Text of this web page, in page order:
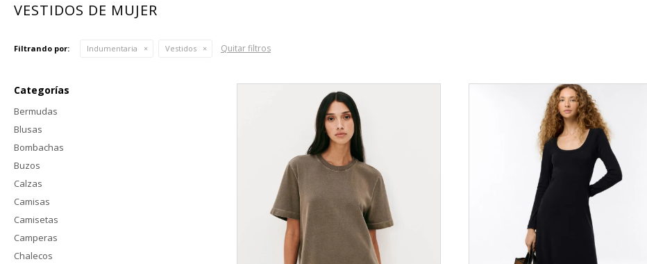
VESTIDOS DE MUJER
Filtrando por: Indumentaria Vestidos Quitar filtros
Categorías
Bermudas
Blusas
Bombachas
Buzos
Calzas
Camisas
Camisetas
Camperas
Chalecos